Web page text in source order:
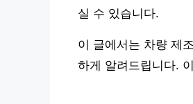
실 수 있습니다.
이 글에서는 차량 제
하게 알려드립니다.